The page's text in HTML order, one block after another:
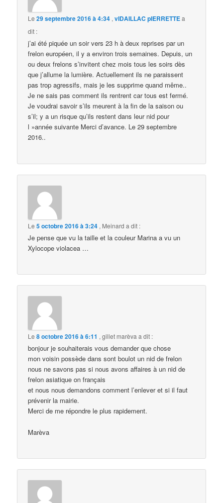
Le29 septembre 2016 à 4:34 ,vIDAILLAC pIERRETTEa
dit :
j’ai été piquée un soir vers 23 h à deux reprises par un
frelon européen, il y a environ trois semaines. Depuis, un
ou deux frelons s’invitent chez mois tous les soirs dès
que j’allume la lumière. Actuellement ils ne paraissent
pas trop agressifs, mais je les supprime quand même..
Je ne sais pas comment ils rentrent car tous est fermé.
Je voudrai savoir s’ils meurent à la fin de la saison ou
s’il; y a un risque qu’ils restent dans leur nid pour
l »année suivante Merci d’avance. Le 29 septembre
2016..
Le5 octobre 2016 à 3:24 , Meinard a dit :
Je pense que vu la taille et la couleur Marina a vu un
Xylocope violacea …
Le8 octobre 2016 à 6:11 ,gillet marèvaa dit :
bonjour je souhaiterais vous demander que chose
mon voisin possède dans sont boulot un nid de frelon
nous ne savons pas si nous avons affaires à un nid de
frelon asiatique on français
et nous nous demandons comment l’enlever et si il faut
prévenir la mairie.
Merci de me répondre le plus rapidement.
Marèva